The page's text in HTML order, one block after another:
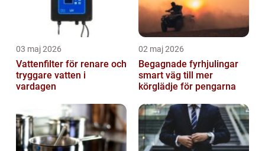
03 maj 2026
Vattenfilter för renare och
tryggare vatten i
vardagen
02 maj 2026
Begagnade fyrhjulingar
smart väg till mer
körglädje för pengarna